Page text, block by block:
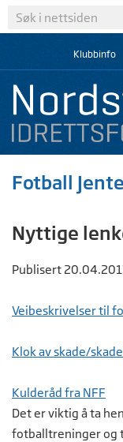
Klubbinfo
Fotball
Nyttige
Publisert
Veibeskrivelser til
Klok av skade/
Kulderåd fra NFF
Det er viktig å ta
fotballtreninger og